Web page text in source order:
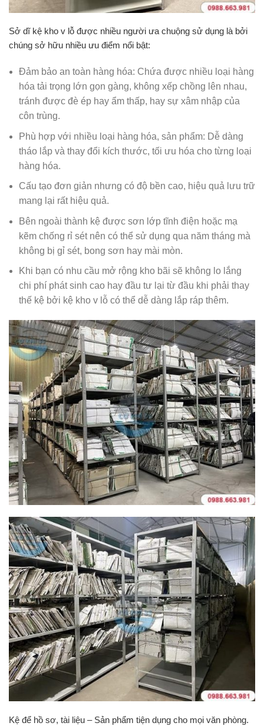
Sở dĩ kệ kho v lỗ được nhiều người ưa chuộng sử dụng là bởi
chúng sở hữu nhiều ưu điểm nổi bật:
Đảm bảo an toàn hàng hóa: Chứa được nhiều loại hàng
hóa tải trọng lớn gọn gàng, không xếp chồng lên nhau,
tránh được đè ép hay ẩm thấp, hay sự xâm nhập của
côn trùng.
Phù hợp với nhiều loại hàng hóa, sản phẩm: Dễ dàng
tháo lắp và thay đổi kích thước, tối ưu hóa cho từng loại
hàng hóa.
Cấu tạo đơn giản nhưng có độ bền cao, hiệu quả lưu trữ
mang lại rất hiệu quả.
Bên ngoài thành kệ được sơn lớp tĩnh điện hoặc mạ
kẽm chống rỉ sét nên có thể sử dụng qua năm tháng mà
không bị gỉ sét, bong sơn hay mài mòn.
Khi bạn có nhu cầu mở rộng kho bãi sẽ không lo lắng
chi phí phát sinh cao hay đầu tư lại từ đầu khi phải thay
thế kệ bởi kệ kho v lỗ có thể dễ dàng lắp ráp thêm.
Kệ để hồ sơ, tài liệu – Sản phẩm tiện dụng cho mọi văn phòng.